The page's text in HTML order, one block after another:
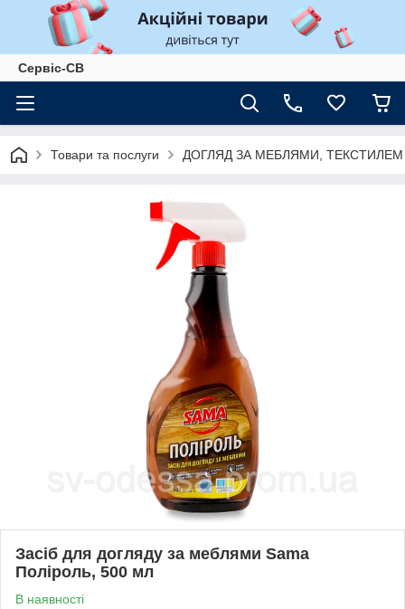
Сервіс-СВ
Товари та послуги ДОГЛЯД ЗА МЕБЛЯМИ,
Засіб для догляду за меблями Sama
Поліроль, 500 мл
В наявності